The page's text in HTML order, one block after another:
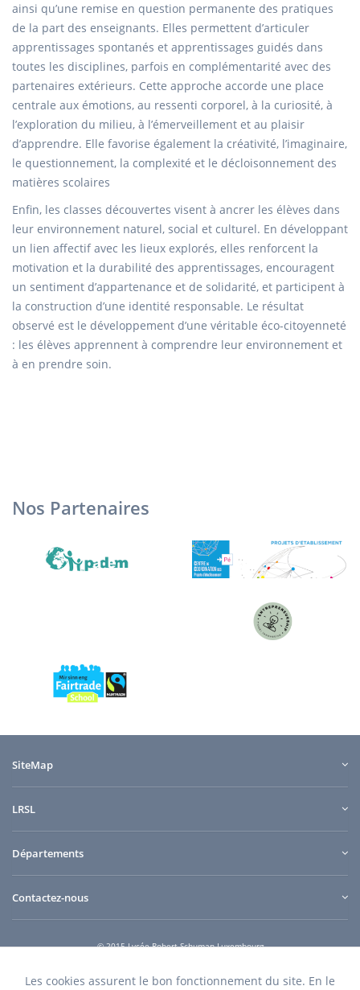
ainsi qu’une remise en question permanente des pratiques
de la part des enseignants. Elles permettent d’articuler
apprentissages spontanés et apprentissages guidés dans
toutes les disciplines, parfois en complémentarité avec des
partenaires extérieurs. Cette approche accorde une place
centrale aux émotions, au ressenti corporel, à la curiosité, à
l’exploration du milieu, à l’émerveillement et au plaisir
d’apprendre. Elle favorise également la créativité, l’imaginaire,
le questionnement, la complexité et le décloisonnement des
matières scolaires
Enfin, les classes découvertes visent à ancrer les élèves dans
leur environnement naturel, social et culturel. En développant
un lien affectif avec les lieux explorés, elles renforcent la
motivation et la durabilité des apprentissages, encouragent
un sentiment d’appartenance et de solidarité, et participent à
la construction d’une identité responsable. Le résultat
observé est le développement d’une véritable éco-citoyenneté
: les élèves apprennent à comprendre leur environnement et
à en prendre soin.
Nos Partenaires
SiteMap
LRSL
Départements
Contactez-nous
© 2015 Lycée Robert Schuman Luxembourg
Conception et design e-connect powered byQuilium
Les cookies assurent le bon fonctionnement du site. En le